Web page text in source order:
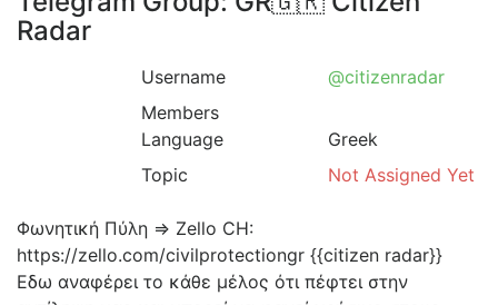
Radar
Username
@citizenradar
Members
Language
Greek
Topic
Not Assigned Yet
Φωνητική Πύλη => Zello CH:
https://zello.com/civilprotectiongr {{citizen radar}}
Εδω αναφέρει το κάθε μέλος ότι πέφτει στην